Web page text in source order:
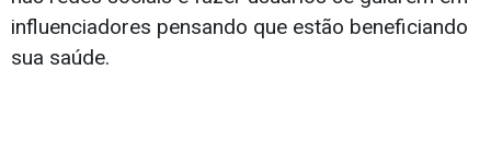
influenciadores pensando que estão beneficiando
sua saúde.